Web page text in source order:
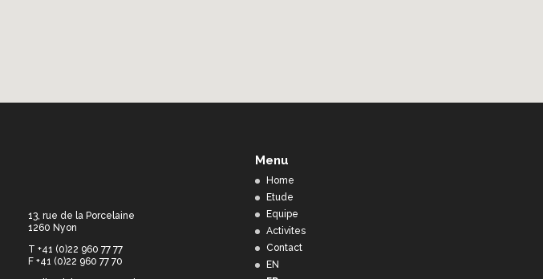
13, rue de la Porcelaine
1260 Nyon
T +41 (0)22 960 77 77
F +41 (0)22 960 77 70
Menu
Home
Etude
Equipe
Activites
Contact
EN